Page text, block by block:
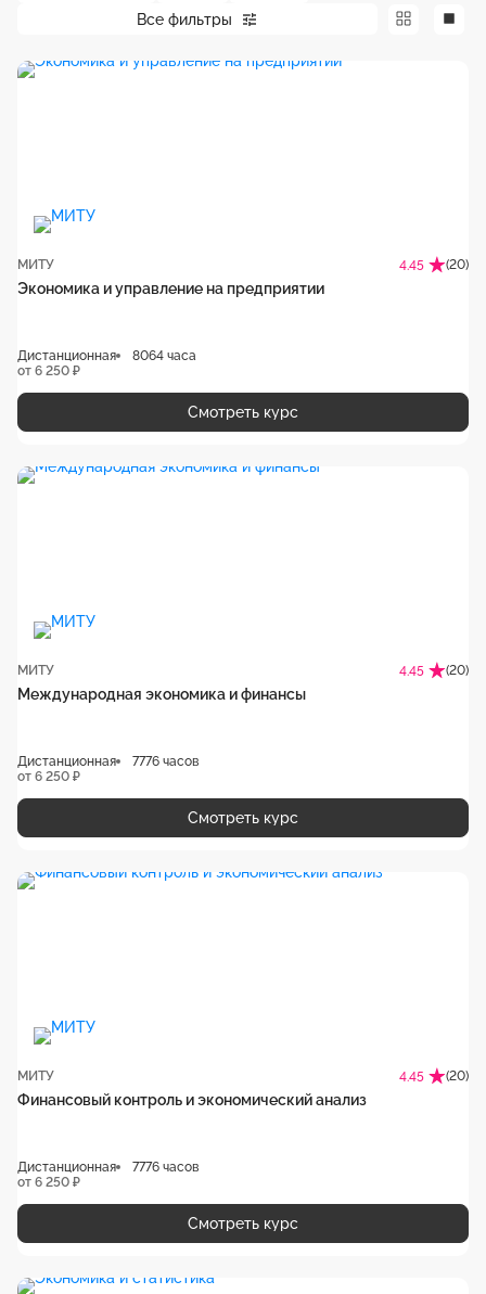
Все фильтры
МИТУ 4.45 (20)
Экономика и управление на предприятии
Дистанционная
8064 часа
от 6 250 ₽
Смотреть курс
МИТУ 4.45 (20)
Международная экономика и финансы
Дистанционная
7776 часов
от 6 250 ₽
Смотреть курс
МИТУ 4.45 (20)
Финансовый контроль и экономический анализ
Дистанционная
7776 часов
от 6 250 ₽
Смотреть курс